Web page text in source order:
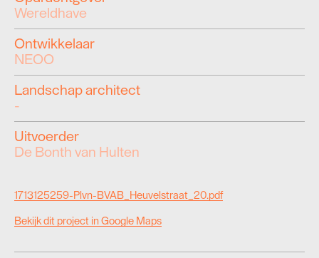
Wereldhave
Ontwikkelaar
NEOO
Landschap architect
-
Uitvoerder
De Bonth van Hulten
1713125259-Plvn-BVAB_Heuvelstraat_20.pdf
Bekijk dit project in Google Maps